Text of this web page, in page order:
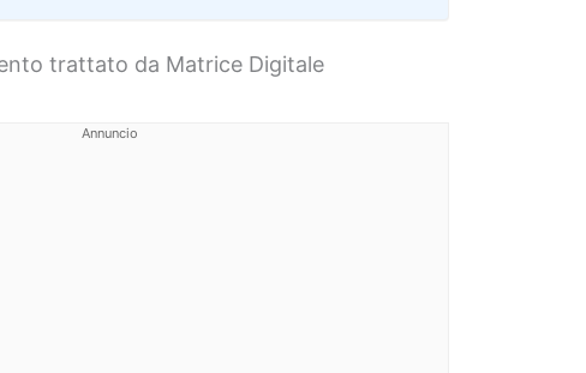
trattato da Matrice Digitale
Annuncio